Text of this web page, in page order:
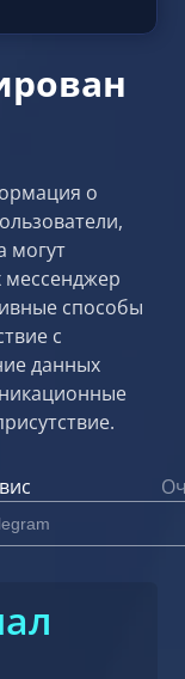
о
могут
мессенджер
способы
с
данных